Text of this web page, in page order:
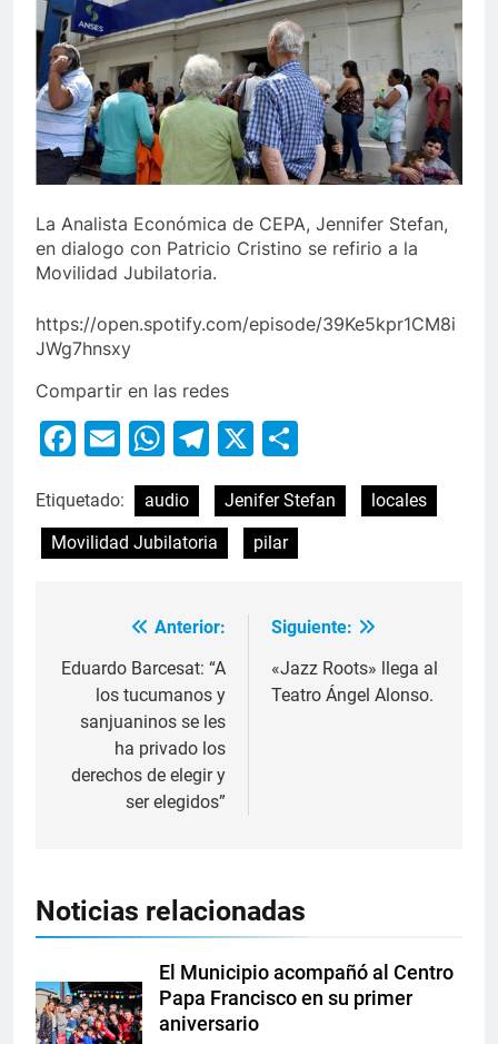
La Analista Económica de CEPA, Jennifer Stefan,
en dialogo con Patricio Cristino se refirio a la
Movilidad Jubilatoria.
https://open.spotify.com/episode/39Ke5kpr1CM8i
JWg7hnsxy
Compartir en las redes
Facebook
EmailWhatsApp
Telegram
X
Etiquetado: audio Jenifer Stefan
locales
Movilidad Jubilatoria
pilar
Anterior:
Eduardo Barcesat: “A
los tucumanos y
sanjuaninos se les
ha privado los
derechos de elegir y
ser elegidos”
Siguiente:
«Jazz Roots» llega al
Teatro Ángel Alonso.
Noticias relacionadas
El Municipio acompañó al Centro
Papa Francisco en su primer
aniversario